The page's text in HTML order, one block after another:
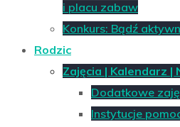
i placu zabaw
Konkurs: Bądź
Rodzic
Zajęcia | Kalendarz |
Dodatkowe
Instytucje